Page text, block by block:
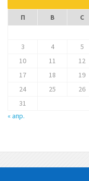
П В С
3
4 5
10
11 12
17
18 19
24
25 26
31
« апр.